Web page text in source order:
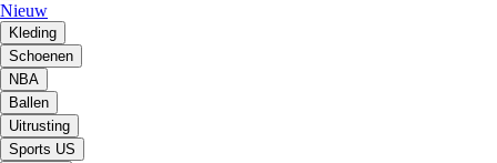
Nieuw
Kleding
Schoenen
NBA
Ballen
Uitrusting
Sports US